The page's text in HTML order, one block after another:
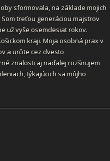
sformovala, na základe mojich
treťou generáciou majstrov
už vyše osemdesiat rokov.
kraji. Moja osobná prax v
a určite cez dvesto
znalosti aj naďalej rozširujem
týkajúcich sa môjho